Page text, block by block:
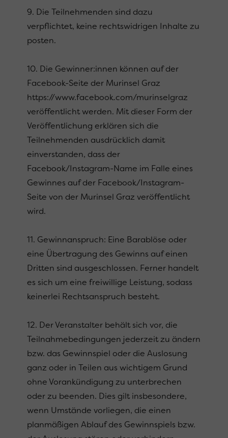
9. Die Teilnehmenden sind dazu
verpflichtet, keine rechtswidrigen Inhalte zu
posten.
10. Die Gewinner:innen können auf der
Facebook-Seite der Murinsel Graz
https://www.facebook.com/murinselgraz
veröffentlicht werden. Mit dieser Form der
Veröffentlichung erklären sich die
Teilnehmenden ausdrücklich damit
einverstanden, dass der
Facebook/Instagram-Name im Falle eines
Gewinnes auf der Facebook/Instagram-
Seite von der Murinsel Graz veröffentlicht
wird.
11. Gewinnanspruch: Eine Barablöse oder
eine Übertragung des Gewinns auf einen
Dritten sind ausgeschlossen. Ferner handelt
es sich um eine freiwillige Leistung, sodass
keinerlei Rechtsanspruch besteht.
12. Der Veranstalter behält sich vor, die
Teilnahmebedingungen jederzeit zu ändern
bzw. das Gewinnspiel oder die Auslosung
ganz oder in Teilen aus wichtigem Grund
ohne Vorankündigung zu unterbrechen
oder zu beenden. Dies gilt insbesondere,
wenn Umstände vorliegen, die einen
planmäßigen Ablauf des Gewinnspiels bzw.